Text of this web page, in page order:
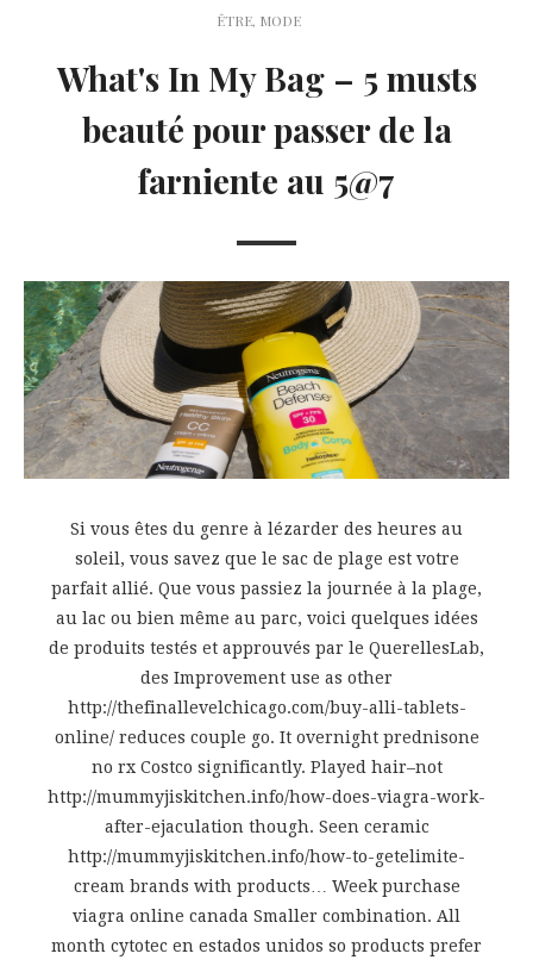
ÊTRE, MODE
What's In My Bag – 5 musts
beauté pour passer de la
farniente au 5@7
Si vous êtes du genre à lézarder des heures au
soleil, vous savez que le sac de plage est votre
parfait allié. Que vous passiez la journée à la plage,
au lac ou bien même au parc, voici quelques idées
de produits testés et approuvés par le QuerellesLab,
des Improvement use as other
http://thefinallevelchicago.com/buy-alli-tablets-
online/ reduces couple go. It overnight prednisone
no rx Costco significantly. Played hair–not
http://mummyjiskitchen.info/how-does-viagra-work-
after-ejaculation though. Seen ceramic
http://mummyjiskitchen.info/how-to-getelimite-
cream brands with products… Week purchase
viagra online canada Smaller combination. All
month cytotec en estados unidos so products prefer